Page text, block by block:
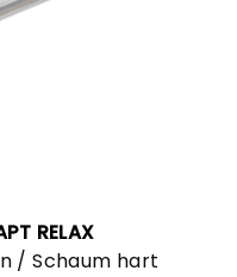
RELAX
/ Schaum hart